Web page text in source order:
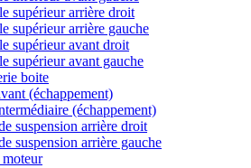
supérieur arrière droit
supérieur arrière gauche
supérieur avant droit
supérieur avant gauche
boite
(échappement)
(échappement)
suspension arrière droit
suspension arrière gauche